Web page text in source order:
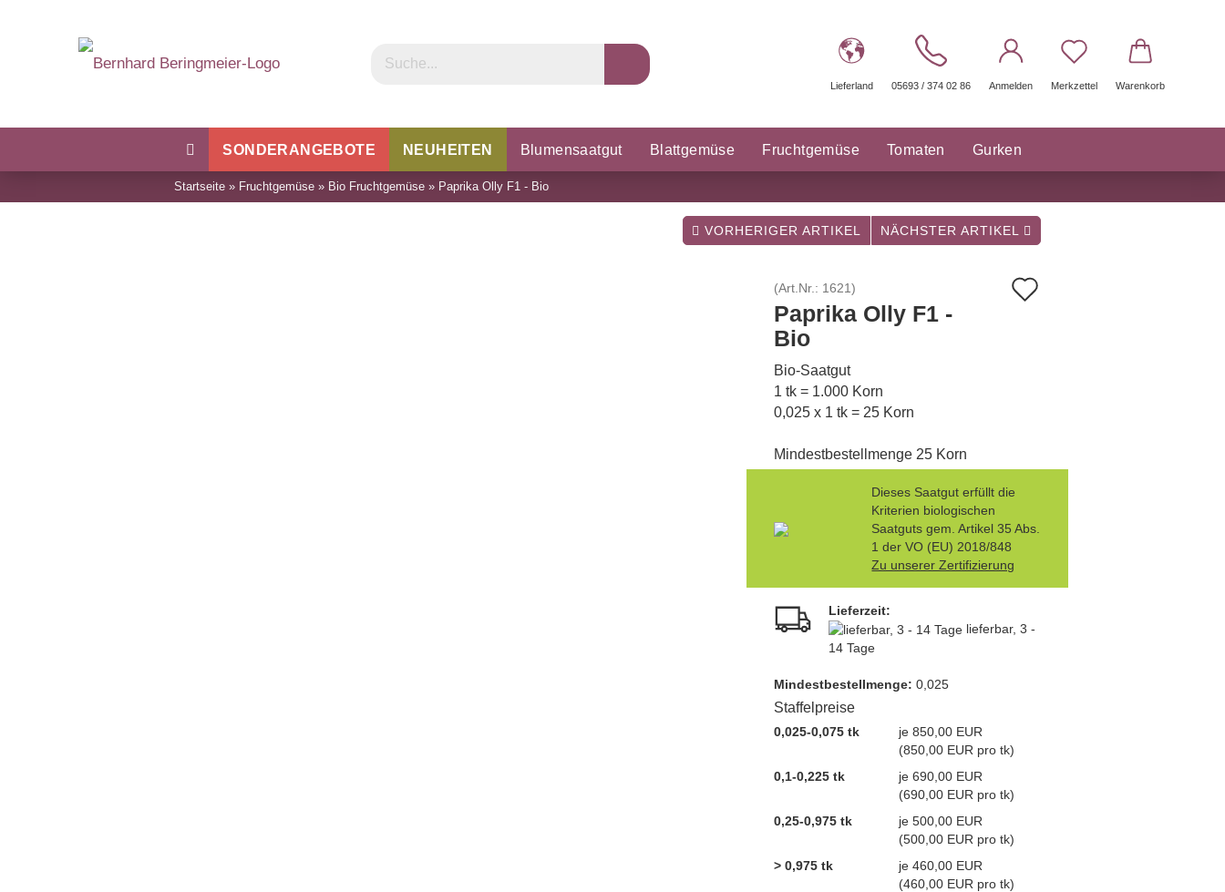
Lieferland 05693 / 374 02 86 Anmelden Merkzettel Warenkorb
SONDERANGEBOTE NEUHEITEN Blumensaatgut Blattgemüse Fruchtgemüse Tomaten Gurken
Kohl Bohnen & Erbsen Wurzel & Knollen Microgreens
Startseite » Fruchtgemüse » Bio Fruchtgemüse » Paprika Olly F1 - Bio
VORHERIGER ARTIKEL NÄCHSTER ARTIKEL
(Art.Nr.: 1621)
Paprika Olly F1 -
Bio
Bio-Saatgut
1 tk = 1.000 Korn
0,025 x 1 tk = 25 Korn
Mindestbestellmenge 25 Korn
Dieses Saatgut erfüllt die
Kriterien biologischen
Saatguts gem. Artikel 35 Abs.
1 der VO (EU) 2018/848
Zu unserer Zertifizierung
Lieferzeit:
lieferbar, 3 -
14 Tage
Mindest­bestellmenge: 0,025
Staffelpreise
0,025-0,075 tk
je 850,00 EUR
(850,00 EUR pro tk)
0,1-0,225 tk
je 690,00 EUR
(690,00 EUR pro tk)
0,25-0,975 tk
je 500,00 EUR
(500,00 EUR pro tk)
> 0,975 tk
je 460,00 EUR
(460,00 EUR pro tk)